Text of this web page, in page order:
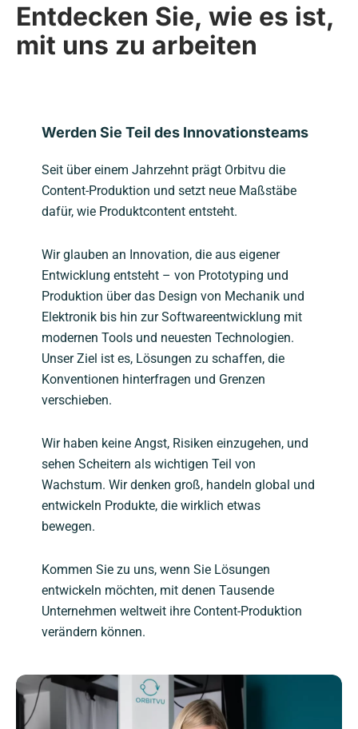
Entdecken Sie, wie es ist,
mit uns zu arbeiten
Werden Sie Teil des Innovationsteams
Seit über einem Jahrzehnt prägt Orbitvu die
Content-Produktion und setzt neue Maßstäbe
dafür, wie Produktcontent entsteht.
Wir glauben an Innovation, die aus eigener
Entwicklung entsteht – von Prototyping und
Produktion über das Design von Mechanik und
Elektronik bis hin zur Softwareentwicklung mit
modernen Tools und neuesten Technologien.
Unser Ziel ist es, Lösungen zu schaffen, die
Konventionen hinterfragen und Grenzen
verschieben.
Wir haben keine Angst, Risiken einzugehen, und
sehen Scheitern als wichtigen Teil von
Wachstum. Wir denken groß, handeln global und
entwickeln Produkte, die wirklich etwas
bewegen.
Kommen Sie zu uns, wenn Sie Lösungen
entwickeln möchten, mit denen Tausende
Unternehmen weltweit ihre Content-Produktion
verändern können.